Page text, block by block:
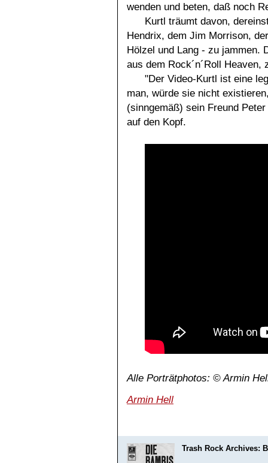
wenden und beten, daß noch
Kurtl träumt davon,
Hendrix, dem Jim Morrison,
Hölzel und Lang - zu jammen.
aus dem Rock´n´Roll
"Der Video-Kurtl ist eine
man, würde sie nicht
(sinngemäß) sein Freund
auf den Kopf.
Alle Porträtphotos: © Armin
Armin Hell
Trash Rock Archives: